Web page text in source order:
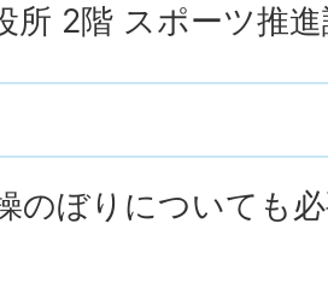
所 2階 スポーツ推
のぼりについても